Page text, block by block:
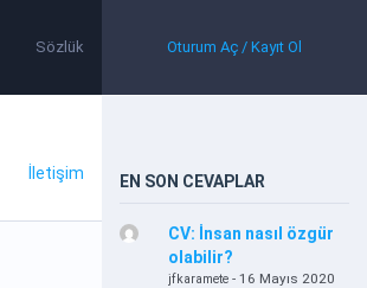
Sözlük Oturum Aç / Kayıt Ol
İletişim EN SON CEVAPLAR
CV: İnsan nasıl özgür
olabilir?
jfkaramete - 16 Mayıs 2020